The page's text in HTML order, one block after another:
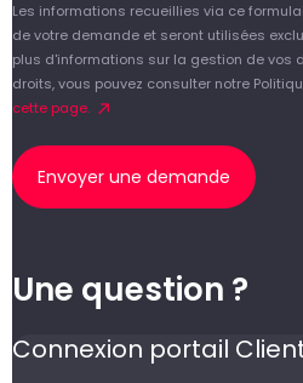
Les informations recueillies via ce
de votre demande et seront utilisées
plus d'informations sur la gestion de vos
droits, vous pouvez consulter notre
cette page.
Envoyer une demande
Une question ?
Connexion portail